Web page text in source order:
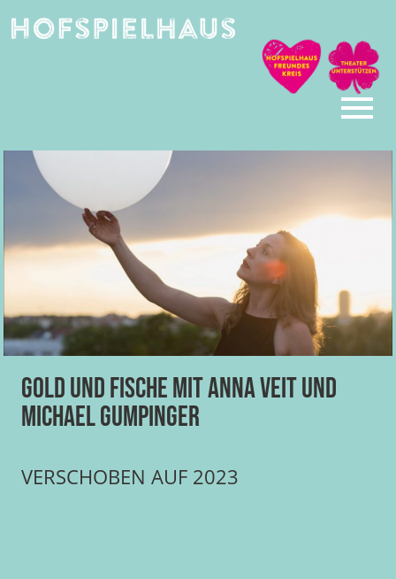
Gold und Fische mit Anna Veit und
Michael Gumpinger
VERSCHOBEN AUF 2023